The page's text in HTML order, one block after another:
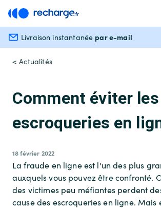
Livraison instantanée par e-mail
< Actualités
Comment éviter les
escroqueries en
18 février 2022
La fraude en ligne est l'un des plus
auxquels vous pouvez être confronté.
des victimes peu méfiantes perdent
cause des escroqueries en ligne. Mais